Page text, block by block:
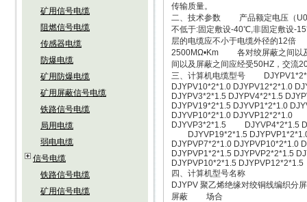
矿用信号电缆
阻燃信号电缆
传感器电缆
防爆电缆
矿用防爆电缆
矿用屏蔽信号电缆
铁路信号电缆
局用电缆
弱电电缆
信号电缆
铁路信号电缆
矿用信号电缆
传输质量。
二、技术参数 产品额定电压（
不低于:固定敷设-40℃,非固定敷设-
层的电缆应不小于电缆外径的12
2500MΩ•Km 各对绞屏蔽之间以
间以及屏蔽之间应经受50HZ，交
三、计算机电缆型号
DJYPV10*2*1.0 DJYPV12*2*1.0
DJYPV3*2*1.5 DJYPV4*2*1.5
DJYPV19*2*1.5 DJYVP1*2*1.0
DJYVP10*2*1.0 DJYVP12*2*1.0
DJYVP3*2*1.5 DJYVP4*2*1.5
DJYVP19*2*1.5
DJYPVP7*2*1.0
DJYPVP1*2*1.5 DJYPVP2*2*1.5
DJYPVP10*2*1.5
四、计算机型号名称
DJYPV 聚乙烯绝缘对绞铜线编织分
屏蔽 场合